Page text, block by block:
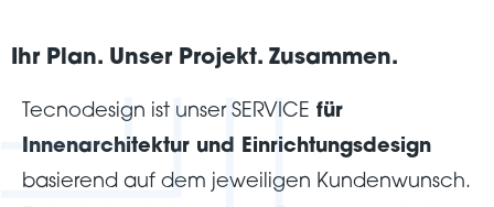
Ihr Plan. Unser Projekt. Zusammen.
Tecnodesign ist unser SERVICE für
Innenarchitektur und Einrichtungsdesign
basierend auf dem jeweiligen Kundenwunsch.